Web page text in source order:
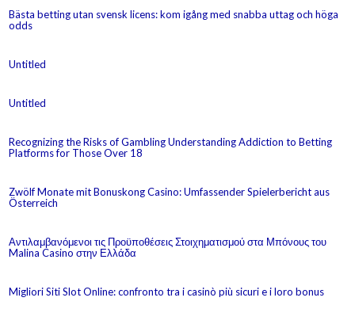
Bästa betting utan svensk licens: kom igång med snabba uttag och höga
odds
Untitled
Untitled
Recognizing the Risks of Gambling Understanding Addiction to Betting
Platforms for Those Over 18
Zwölf Monate mit Bonuskong Casino: Umfassender Spielerbericht aus
Österreich
Αντιλαμβανόμενοι τις Προϋποθέσεις Στοιχηματισμού στα Μπόνους του
Malina Casino στην Ελλάδα
Migliori Siti Slot Online: confronto tra i casinò più sicuri e i loro bonus